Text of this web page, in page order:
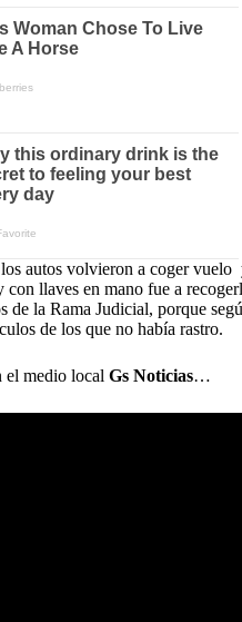
autos volvieron a coger
llaves en mano fue a
de la Rama Judicial, porque
de los que no había rastro.
el medio local Gs Noticias…